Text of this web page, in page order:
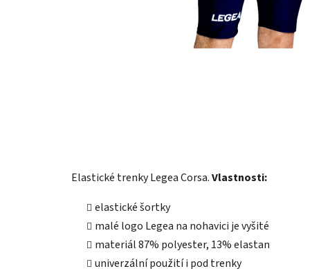
Elastické trenky Legea Corsa.Vlastnosti:
elastické šortky
malé logo Legea na nohavici je vyšité
materiál 87% polyester, 13% elastan
univerzální použití i pod trenky